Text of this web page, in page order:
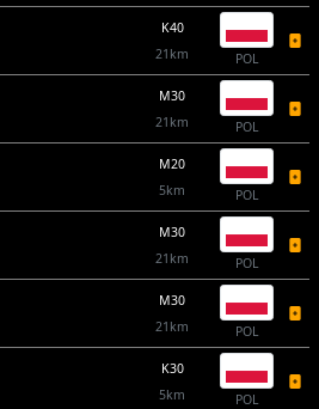
K40
21km
POL
M30
21km
POL
M20
5km
POL
M30
21km
POL
M30
21km
POL
K30
5km
POL